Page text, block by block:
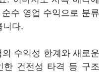
수 영업 수익으로 분류
니다.
수익성 한계와 새로운
한 건전성 타격 등 구조